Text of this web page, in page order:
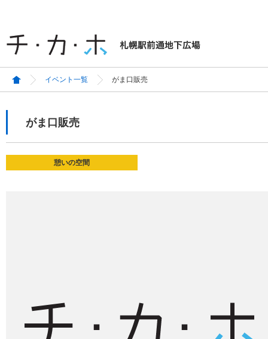
イベント一覧 がま口販売
がま口販売
憩いの空間